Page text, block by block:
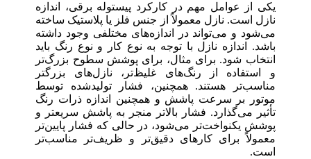
یکی از عوامل مهم در کارکرد پیستوله برقی، اندازه
نازل است. نازل معمولاً از جنس فلز یا پلاستیک ساخته
می‌شود و می‌تواند در اندازه‌های مختلفی وجود داشته
باشد. اندازه نازل با توجه به نوع کار و نوع رنگ باید
انتخاب شود. برای مثال، برای پوشش سطوح بزرگ‌تر
و استفاده از رنگ‌های غلیظ‌تر، نازل‌های بزرگتر
مناسب‌تر هستند. همچنین، فشار تولیدشده توسط
موتور بر سرعت پاشش و همچنین اندازه ذرات رنگ
تأثیر می‌گذارد. فشار بالاتر منجر به پاشش سریعتر و
پوشش یکنواخت‌تر می‌شود، در حالی که فشار پایین‌تر
معمولاً برای کارهای دقیق‌تر و ظریف‌تر مناسب‌تر
است.